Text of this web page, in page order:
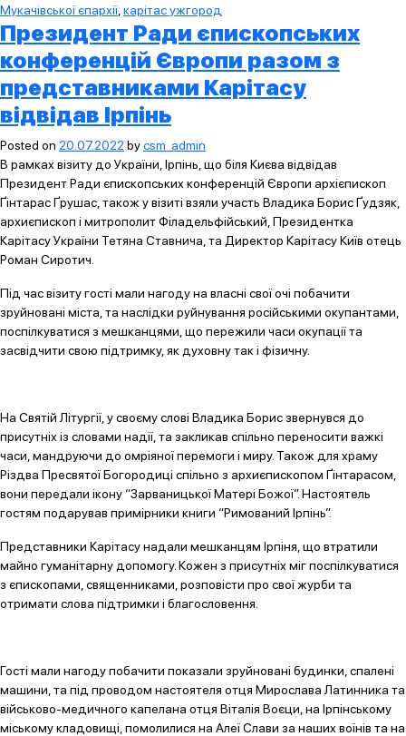
Мукачівської єпархії карітас ужгород
Президент Ради єпископських
конференцій Європи разом з
представниками Карітасу
відвідав Ірпінь
Posted on 20.07.2022 bycsm_admin
В рамках візиту до України, Ірпінь, що біля Києва відвідав
Президент Ради єпископських конференцій Європи архієпископ
Ґінтарас Ґрушас, також у візиті взяли участь Владика Борис Ґудзяк,
архиєпископ і митрополит Філадельфійський, Президентка
Карітасу України Тетяна Ставнича, та Директор Карітасу Київ отець
Роман Сиротич.
Під час візиту гості мали нагоду на власні свої очі побачити
зруйновані міста, та наслідки руйнування російськими окупантами,
поспілкуватися з мешканцями, що пережили часи окупації та
засвідчити свою підтримку, як духовну так і фізичну.
На Святій Літургії, у своєму слові Владика Борис звернувся до
присутніх із словами надії, та закликав спільно переносити важкі
часи, мандруючи до омріяної перемоги і миру. Також для храму
Різдва Пресвятої Богородиці спільно з архиєпископом Ґінтарасом,
вони передали ікону “Зарваницької Матері Божої”. Настоятель
гостям подарував примірники книги “Римований Ірпінь”.
Представники Карітасу надали мешканцям Ірпіня, що втратили
майно гуманітарну допомогу. Кожен з присутніх міг поспілкуватися
з єпископами, священниками, розповісти про свої журби та
отримати слова підтримки і благословення.
Гості мали нагоду побачити показали зруйновані будинки, спалені
машини, та під проводом настоятеля отця Мирослава Латинника та
військово-медичного капелана отця Віталія Воєци, на Ірпінському
міському кладовищі, помолилися на Алеї Слави за наших воїнів та на